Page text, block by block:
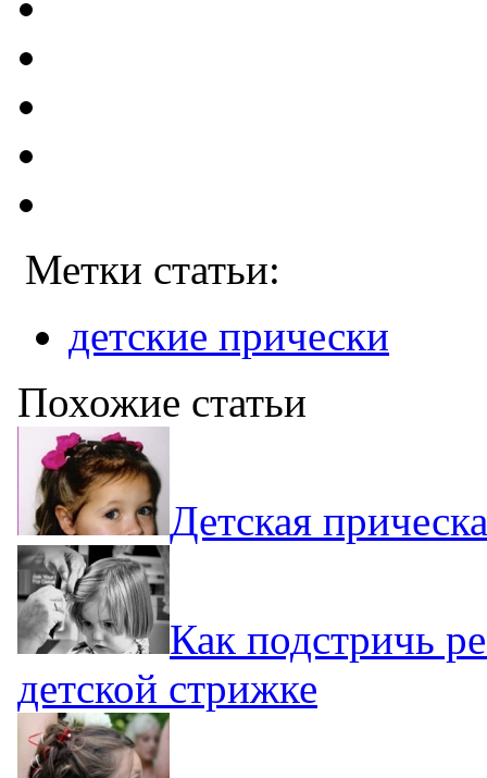
Метки статьи:
детские прически
Похожие статьи
Детская
Как подстричь
детской стрижке